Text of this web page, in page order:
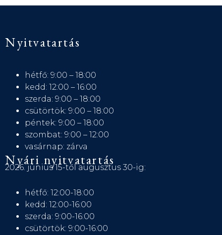
Nyitvatartás
hétfő: 9:00 – 18:00
kedd: 12:00 – 16:00
szerda: 9:00 – 18:00
csütörtök: 9:00 – 18:00
péntek: 9:00 – 18:00
szombat: 9:00 – 12:00
vasárnap: zárva
Nyári nyitvatartás
2026. június 15-től augusztus 30-ig:
hétfő: 12:00-18:00
kedd: 12:00-16:00
szerda: 9:00-16:00
csütörtök: 9:00-16:00